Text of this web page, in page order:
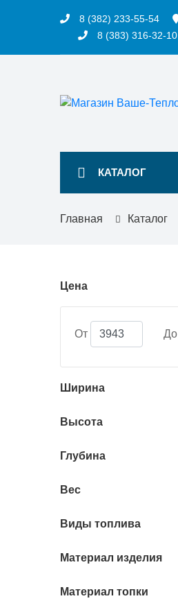
8 (382) 233-55-54
8 (383) 316-32-10
КАТАЛОГ
Главная Каталог
Цена
От До
Ширина
Высота
Глубина
Вес
Виды топлива
Материал изделия
Материал топки